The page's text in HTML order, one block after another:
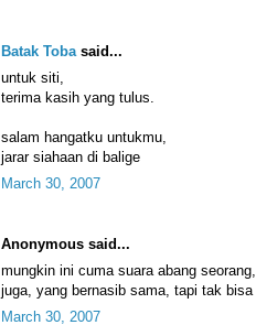
Batak Toba said...
untuk siti,
terima kasih yang tulus.
salam hangatku untukmu,
jarar siahaan di balige
March 30, 2007
Anonymous said...
mungkin ini cuma suara abang
juga, yang bernasib sama, tapi tak
March 30, 2007